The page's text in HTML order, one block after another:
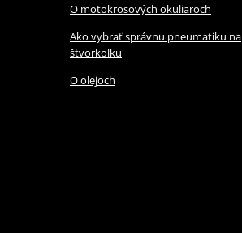
O motokrosových okuliaroch
Ako vybrať správnu pneumatiku na
štvorkolku
O olejoch